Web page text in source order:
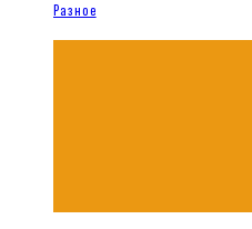
Разное